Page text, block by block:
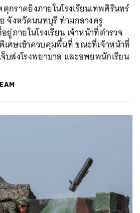
กราดยิงภายในโรงเรียนเทพศิรินทร์
จังหวัดนนทบุรี ท่ามกลางครู
ภายในโรงเรียน เจ้าหน้าที่ตำรวจ
ศษเข้าควบคุมพื้นที่ ขณะที่เจ้าหน้าที่
บส่งโรงพยาบาล และอพยพนักเรียน